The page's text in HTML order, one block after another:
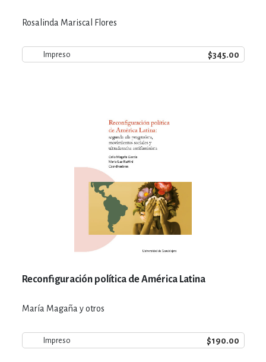
Rosalinda Mariscal Flores
Impreso $345.00
Reconfiguración política de América Latina
María Magaña y otros
Impreso $190.00